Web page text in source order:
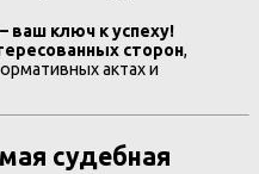
ваш ключ к успеху!
сторон,
актах и
судебная